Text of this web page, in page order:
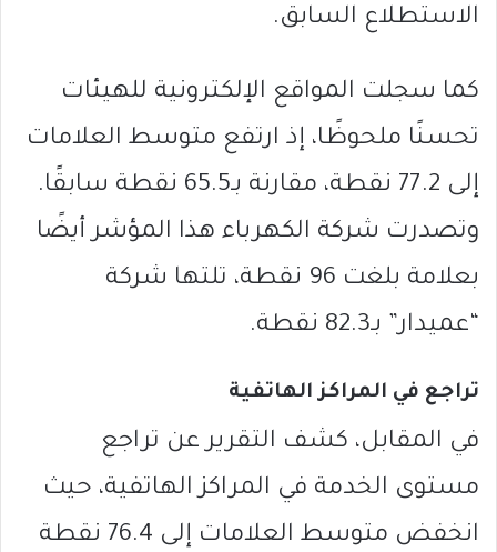
الاستطلاع السابق.
كما سجلت المواقع الإلكترونية للهيئات
تحسنًا ملحوظًا، إذ ارتفع متوسط العلامات
إلى 77.2 نقطة، مقارنة بـ65.5 نقطة سابقًا.
وتصدرت شركة الكهرباء هذا المؤشر أيضًا
بعلامة بلغت 96 نقطة، تلتها شركة
“عميدار” بـ82.3 نقطة.
تراجع في المراكز الهاتفية
في المقابل، كشف التقرير عن تراجع
مستوى الخدمة في المراكز الهاتفية، حيث
انخفض متوسط العلامات إلى 76.4 نقطة